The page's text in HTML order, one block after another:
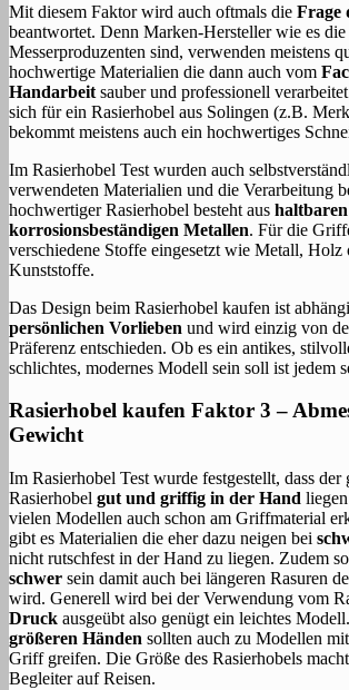
Mit diesem Faktor wird auch oftmals die Frage
beantwortet. Denn Marken-Hersteller wie es
Messerproduzenten sind, verwenden meistens
hochwertige Materialien die dann auch vom
Handarbeit sauber und professionell
sich für ein Rasierhobel aus Solingen (z.B.
bekommt meistens auch ein hochwertiges
Im Rasierhobel Test wurden auch
verwendeten Materialien und die Verarbeitung
hochwertiger Rasierhobel besteht aus
korrosionsbeständigen Metallen. Für die
verschiedene Stoffe eingesetzt wie Metall, Holz
Kunststoffe.
Das Design beim Rasierhobel kaufen ist
persönlichen Vorlieben und wird einzig von
Präferenz entschieden. Ob es ein antikes,
schlichtes, modernes Modell sein soll ist jedem
Rasierhobel kaufen Faktor 3 –
Gewicht
Im Rasierhobel Test wurde festgestellt, dass der
Rasierhobel gut und griffig in der Hand
vielen Modellen auch schon am Griffmaterial
gibt es Materialien die eher dazu neigen bei
nicht rutschfest in der Hand zu liegen. Zudem
schwer sein damit auch bei längeren Rasuren
wird. Generell wird bei der Verwendung vom
Druck ausgeübt also genügt ein leichtes
größeren Händen sollten auch zu Modellen
Griff greifen. Die Größe des Rasierhobels
Begleiter auf Reisen.